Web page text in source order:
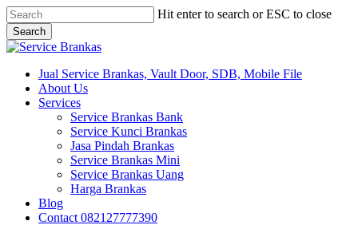
Skip
to
main
content
Hit enter to search or ESC to close
Search
Close
search
Menu
Jual Service Brankas, Vault Door, SDB, Mobile File
About Us
Services
Service Brankas Bank
Service Kunci Brankas
Jasa Pindah Brankas
Service Brankas Mini
Service Brankas Uang
Harga Brankas
Blog
Contact 082127777390